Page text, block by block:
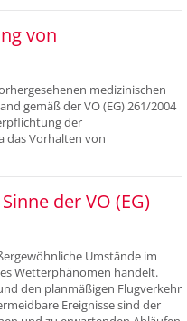
von
medizinischen
gemäß der VO (EG) 261/2004
der
das Vorhalten von
der VO (EG)
Umstände im
Wetterphänomen handelt.
den planmäßigen Flugverkehr
Ereignisse sind der